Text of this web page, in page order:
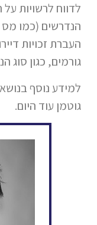
לדווח לרשויות
הנדרשים (כמו
העברת זכויות
גורמים, כגון סוג
למידע נוסף
גוטמן עוד היום.